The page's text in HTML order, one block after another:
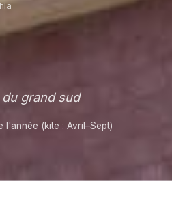
grand sud
l'année (kite : Avril–Sept)